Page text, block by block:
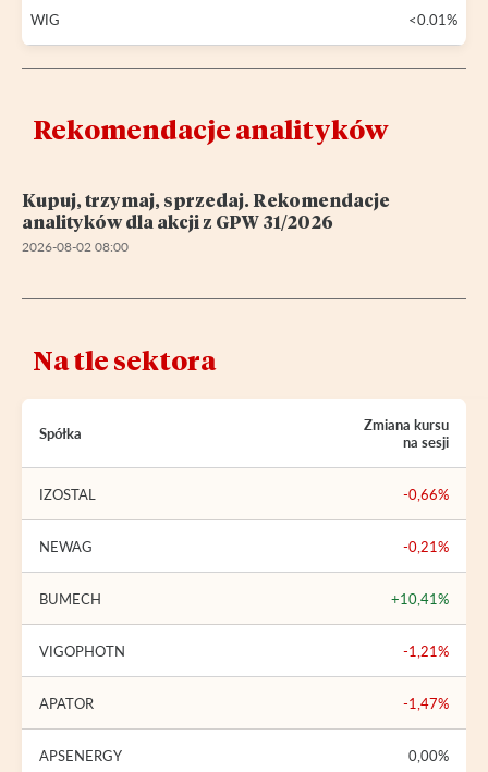
WIG <0.01%
Rekomendacje analityków
Kupuj, trzymaj, sprzedaj. Rekomendacje
analityków dla akcji z GPW 31/2026
2026-08-02 08:00
Na tle sektora
Spółka
Zmiana kursu
na sesji
IZOSTAL -0,66%
NEWAG -0,21%
BUMECH +10,41%
VIGOPHOTN -1,21%
APATOR -1,47%
APSENERGY 0,00%